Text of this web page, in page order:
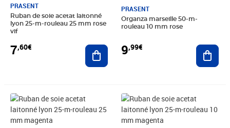
PRASENT
Ruban de soie acetat laitonné
lyon 25-m-rouleau 25 mm rose
vif
7,60€ Ajouter au panier
PRASENT
Organza marseille 50-m-
rouleau 10 mm rose
9,99€
Prix 7,60€ Prix 5,90€